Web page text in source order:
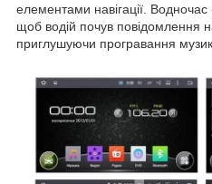
елементами навігації.
щоб водій почув повідомлення
приглушуючи програвання